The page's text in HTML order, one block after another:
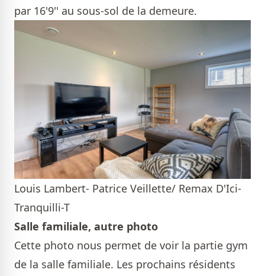
par 16'9'' au sous-sol de la demeure.
Louis Lambert- Patrice Veillette/ Remax D'Ici-
Tranquilli-T
Salle familiale, autre photo
Cette photo nous permet de voir la partie gym
de la salle familiale. Les prochains résidents